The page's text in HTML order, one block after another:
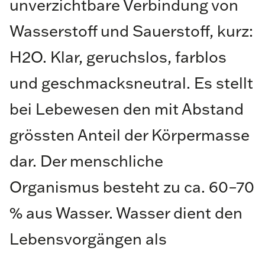
unverzichtbare Verbindung von
Wasserstoff und Sauerstoff, kurz:
H2O. Klar, geruchslos, farblos
und geschmacksneutral. Es stellt
bei Lebewesen den mit Abstand
grössten Anteil der Körpermasse
dar. Der menschliche
Organismus besteht zu ca. 60–70
% aus Wasser. Wasser dient den
Lebensvorgängen als